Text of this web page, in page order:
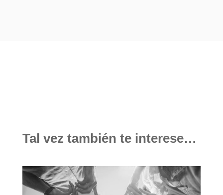
Tal vez también te interese…